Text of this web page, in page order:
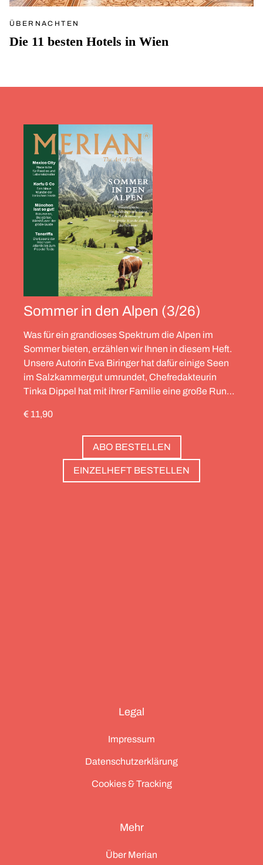
ÜBERNACHTEN
Die 11 besten Hotels in Wien
Sommer in den Alpen (3/26)
Was für ein grandioses Spektrum die Alpen im
Sommer bieten, erzählen wir Ihnen in diesem Heft.
Unsere Autorin Eva Biringer hat dafür einige Seen
im Salzkammergut umrundet, Chefredakteurin
Tinka Dippel hat mit ihrer Familie eine große Runde
Helfrich ist über viele Gipfel gegangen – von
Salzburg bis nach Triest. Und die Redaktion hat
zwölf Hotels gesammelt, die zweierlei gemeinsam
haben: Sie sind die perfekte Basis, um Gipfel zu
stürmen. Und sie haben wunderschöne Pools, um
€ 11,90
ABO BESTELLEN
EINZELHEFT BESTELLEN
Legal
Impressum
Datenschutzerklärung
Cookies & Tracking
Mehr
Über Merian